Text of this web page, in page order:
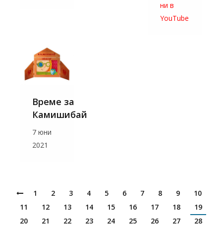
ни в
YouTube
Време за
Камишибай
7 юни
2021
1 2 3 4 5 6 7 8 9
10
11
12 13 14 15 16 17 18
19
20
21 22 23 24 25 26 27 28